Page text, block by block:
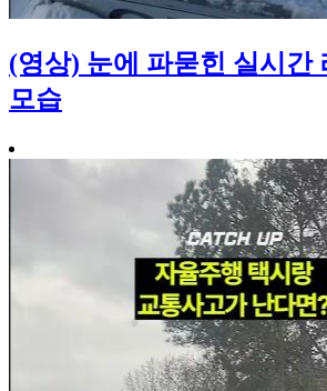
(영상) 눈에 파묻힌 실시간
모습